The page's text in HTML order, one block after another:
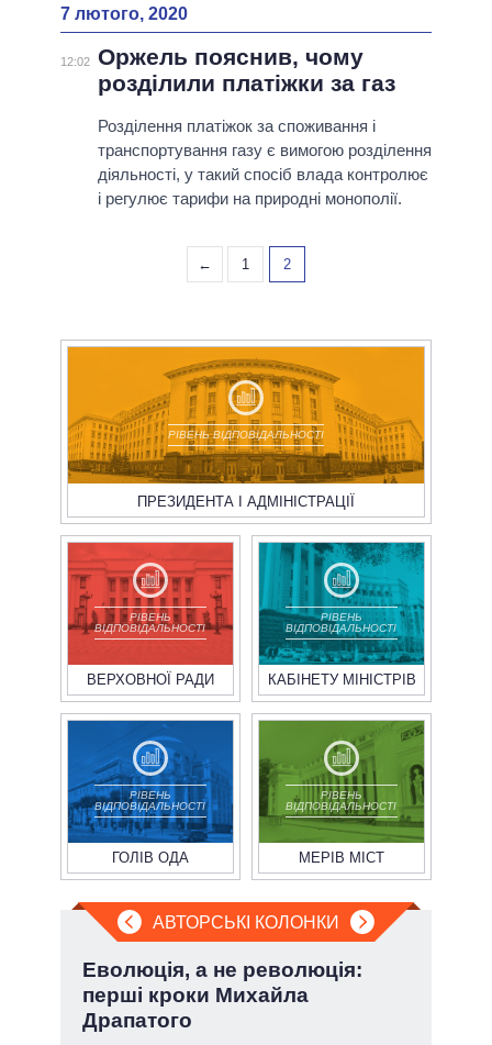
7 лютого, 2020
12:02 Оржель пояснив, чому
розділили платіжки за газ
Розділення платіжок за споживання і
транспортування газу є вимогою розділення
діяльності, у такий спосіб влада контролює
і регулює тарифи на природні монополії.
← 1 2
РІВЕНЬ ВІДПОВІДАЛЬНОСТІ
ПРЕЗИДЕНТА І АДМІНІСТРАЦІЇ
РІВЕНЬ
ВІДПОВІДАЛЬНОСТІ
ВЕРХОВНОЇ РАДИ
РІВЕНЬ
ВІДПОВІДАЛЬНОСТІ
КАБІНЕТУ МІНІСТРІВ
РІВЕНЬ
ВІДПОВІДАЛЬНОСТІ
ГОЛІВ ОДА
РІВЕНЬ
ВІДПОВІДАЛЬНОСТІ
МЕРІВ МІСТ
АВТОРСЬКІ КОЛОНКИ
Еволюція, а не революція:
перші кроки Михайла
Драпатого